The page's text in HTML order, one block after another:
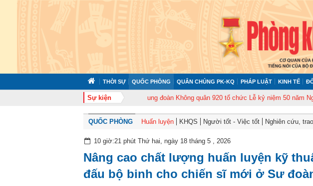
THỜI SỰ QUỐC PHÒNG QUÂN CHỦNG PK-KQ PHÁP LUẬT KINH TẾ
Sự kiện
tổ chức tập huấn cán bộ năm 2026 Trung đoàn Không quân 920 tổ chức Lễ kỷ niệm 50 năm Ngày
QUỐC PHÒNG Huấn luyện KHQS Người tốt - Việc tốt Nghiên cứu,
10 giờ:21 phút Thứ hai, ngày 18 tháng 5 , 2026
Nâng cao chất lượng huấn luyện kỹ
đấu bộ binh cho chiến sĩ mới ở Sư